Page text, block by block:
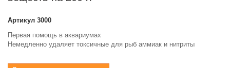
Артикул 3000
Первая помощь в аквариумах
Немедленно удаляет токсичные для рыб аммиак и нитриты